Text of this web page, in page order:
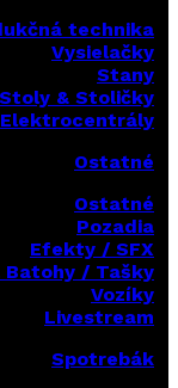
technika
Vysielačky
Stany
Stoly & Stoličky
Elektrocentrály
Ostatné
Ostatné
Pozadia
Efekty / SFX
Batohy / Tašky
Vozíky
Livestream
Spotrebák